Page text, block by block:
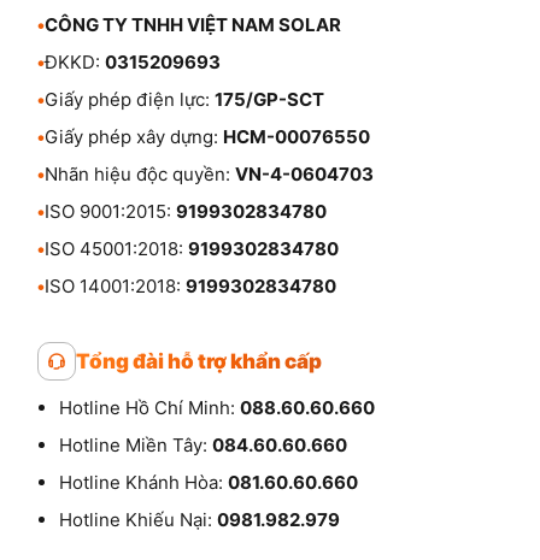
•CÔNG TY TNHH VIỆT NAM SOLAR
•ĐKKD: 0315209693
•Giấy phép điện lực: 175/GP-SCT
•Giấy phép xây dựng: HCM-00076550
•Nhãn hiệu độc quyền: VN-4-0604703
•ISO 9001:2015: 9199302834780
•ISO 45001:2018: 9199302834780
•ISO 14001:2018: 9199302834780
Tổng đài hỗ trợ khẩn cấp
Hotline Hồ Chí Minh: 088.60.60.660
Hotline Miền Tây: 084.60.60.660
Hotline Khánh Hòa: 081.60.60.660
Hotline Khiếu Nại: 0981.982.979